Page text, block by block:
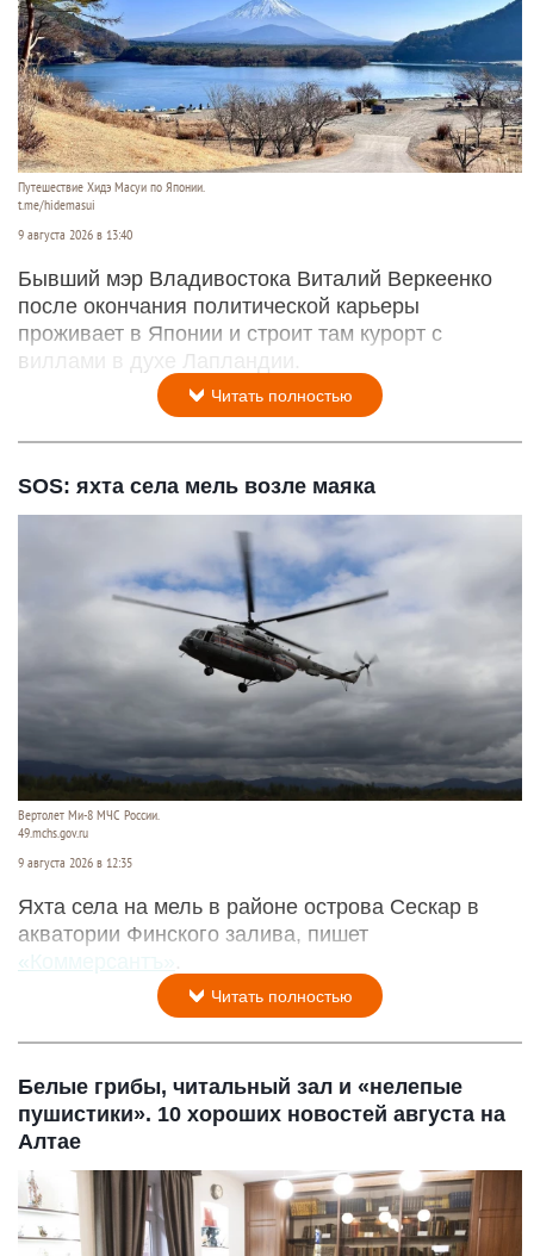
Путешествие Хидэ Масуи по Японии.
t.me/hidemasui
9 августа 2026 в 13:40
Бывший мэр Владивостока Виталий Веркеенко
после окончания политической карьеры
проживает в Японии и строит там курорт с
виллами в духе Лапландии.
Читать полностью
SOS: яхта села мель возле маяка
Вертолет Ми-8 МЧС России.
49.mchs.gov.ru
9 августа 2026 в 12:35
Яхта села на мель в районе острова Сескар в
акватории Финского залива, пишет
«Коммерсантъ»
Читать полностью
Белые грибы, читальный зал и «нелепые
пушистики». 10 хороших новостей августа на
Алтае